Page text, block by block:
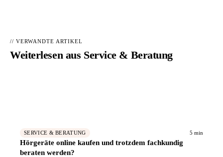
// VERWANDTE ARTIKEL
Weiterlesen aus Service & Beratung
SERVICE & BERATUNG 5 min
Hörgeräte online kaufen und trotzdem fachkundig
beraten werden?